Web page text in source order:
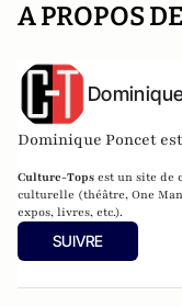
A PROPOS
Dominique Poncet
Culture-Tops est un site de
culturelle (théâtre, One
expos, livres, etc.).
SUIVRE